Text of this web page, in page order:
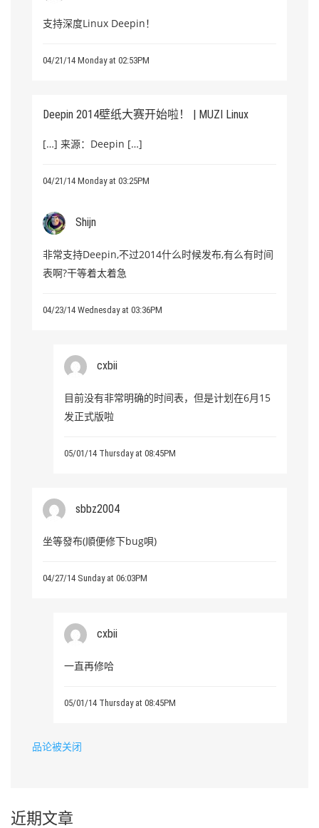
支持深度Linux Deepin！
04/21/14 Monday at 02:53PM
Deepin 2014壁纸大赛开始啦！ | MUZI Linux
[…] 来源：Deepin […]
04/21/14 Monday at 03:25PM
Shijn
非常支持Deepin,不过2014什么时候发布,有么有时间
表啊?干等着太着急
04/23/14 Wednesday at 03:36PM
cxbii
目前没有非常明确的时间表，但是计划在6月15
发正式版啦
05/01/14 Thursday at 08:45PM
sbbz2004
坐等發布(順便修下bug唄)
04/27/14 Sunday at 06:03PM
cxbii
一直再修哈
05/01/14 Thursday at 08:45PM
品论被关闭
近期文章